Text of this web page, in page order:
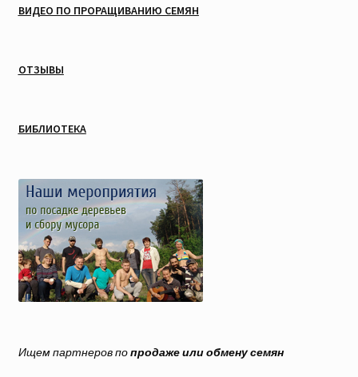
ВИДЕО ПО ПРОРАЩИВАНИЮ СЕМЯН
ОТЗЫВЫ
БИБЛИОТЕКА
Ищем партнеров попродаже или обмену семян